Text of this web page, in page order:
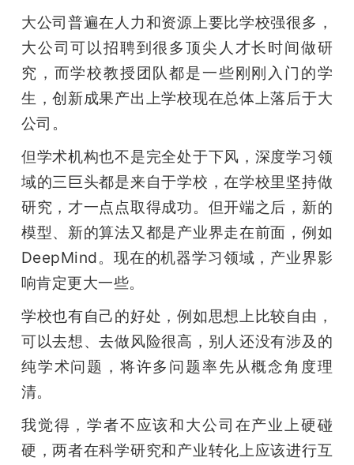
大公司普遍在人力和资源上要比学校强很多，
大公司可以招聘到很多顶尖人才长时间做研
究，而学校教授团队都是一些刚刚入门的学
生，创新成果产出上学校现在总体上落后于大
公司。
但学术机构也不是完全处于下风，深度学习领
域的三巨头都是来自于学校，在学校里坚持做
研究，才一点点取得成功。但开端之后，新的
模型、新的算法又都是产业界走在前面，例如
DeepMind。现在的机器学习领域，产业界影
响肯定更大一些。
学校也有自己的好处，例如思想上比较自由，
可以去想、去做风险很高，别人还没有涉及的
纯学术问题，将许多问题率先从概念角度理
清。
我觉得，学者不应该和大公司在产业上硬碰
硬，两者在科学研究和产业转化上应该进行互